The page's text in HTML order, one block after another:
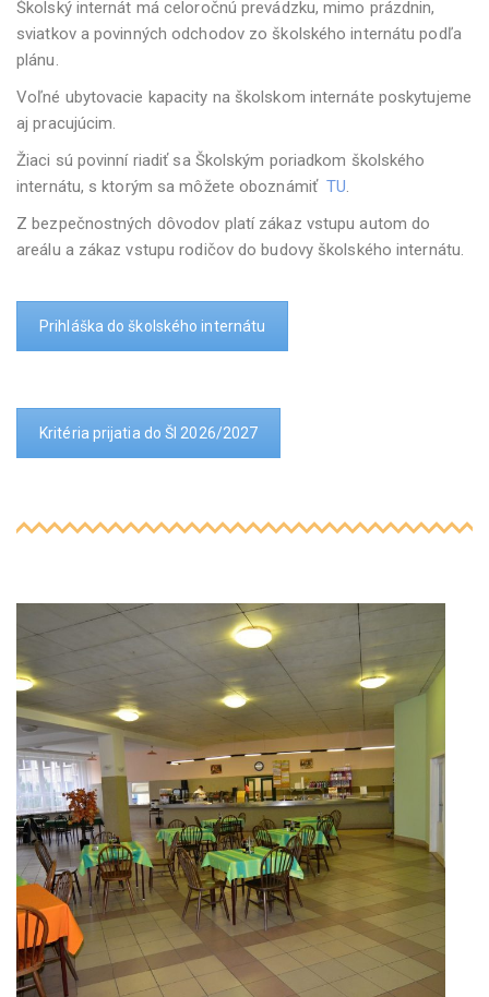
Školský internát má celoročnú prevádzku, mimo prázdnin,
sviatkov a povinných odchodov zo školského internátu podľa
plánu.
Voľné ubytovacie kapacity na školskom internáte poskytujeme
aj pracujúcim.
Žiaci sú povinní riadiť sa Školským poriadkom školského
internátu, s ktorým sa môžete oboznámiť TU.
Z bezpečnostných dôvodov platí zákaz vstupu autom do
areálu a zákaz vstupu rodičov do budovy školského internátu.
Prihláška do školského internátu
Kritéria prijatia do ŠI 2026/2027